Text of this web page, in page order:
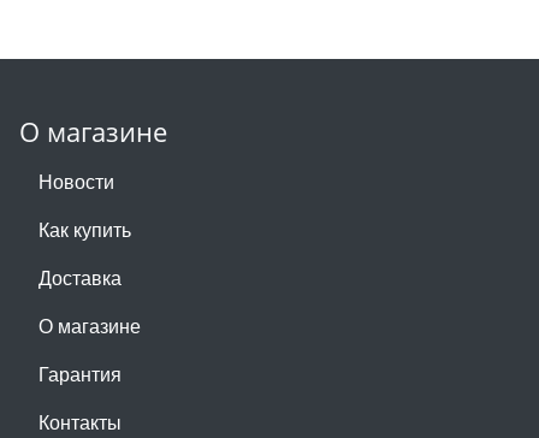
О магазине
Новости
Как купить
Доставка
О магазине
Гарантия
Контакты